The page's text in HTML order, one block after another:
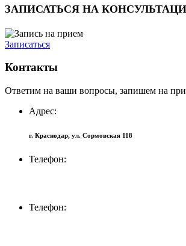
ЗАПИСАТЬСЯ НА
Записаться
Контакты
Ответим на ваши вопросы, запишем на
Адрес:
г. Краснодар, ул. Сормовская 118
Телефон:
Телефон: